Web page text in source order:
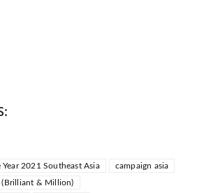
2021 Southeast Asia
campaign asia
& Million)